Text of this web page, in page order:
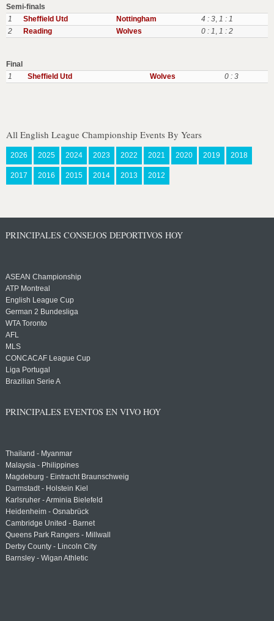
Semi-finals
1
Sheffield Utd Nottingham 4 : 3, 1 : 1
2
Reading Wolves 0 : 1, 1 : 2
Final
1
Sheffield Utd Wolves 0 : 3
All English League Championship Events By Years
2026 2025 2024 2023 2022 2021 2020 2019 2018
2017 2016 2015 2014 2013 2012
PRINCIPALES CONSEJOS DEPORTIVOS HOY
ASEAN Championship
ATP Montreal
English League Cup
German 2 Bundesliga
WTA Toronto
AFL
MLS
CONCACAF League Cup
Liga Portugal
Brazilian Serie A
PRINCIPALES EVENTOS EN VIVO HOY
Thailand - Myanmar
Malaysia - Philippines
Magdeburg - Eintracht Braunschweig
Darmstadt - Holstein Kiel
Karlsruher - Arminia Bielefeld
Heidenheim - Osnabrück
Cambridge United - Barnet
Queens Park Rangers - Millwall
Derby County - Lincoln City
Barnsley - Wigan Athletic